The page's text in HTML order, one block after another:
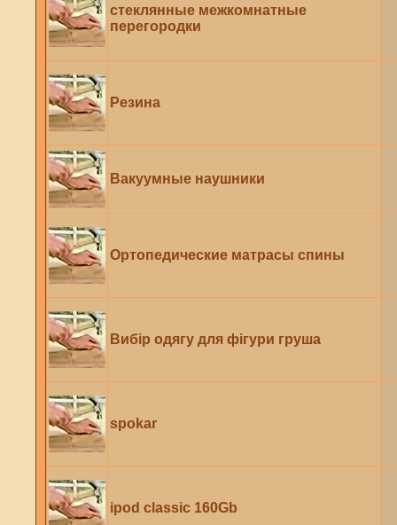
стеклянные межкомнатные
перегородки
Резина
Вакуумные наушники
Ортопедические матрасы спины
Вибір одягу для фігури груша
spokar
ipod classic 160Gb